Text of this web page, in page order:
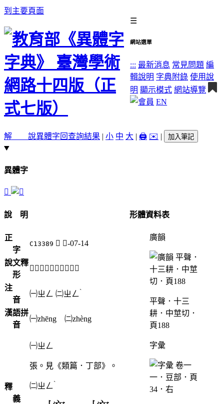
到主要頁面
☰
網站選單
::: 最新消息 常見問題 編
輯說明 字典附錄 使用說
明 顯示模式 網站導覽
EN
解 說異體字回查詢結果 | 小 中 大 | 🖨️ ✉️ | 加入筆記
異體字
𢹑
說 明
正
字
C13389 𧯫 豆-07-14
說文釋
形
「𧯫」《說文》不錄。
注
音
㈠ㄓㄥ ㈡ㄓㄥ ˋ
漢語拼
音
㈠zhēng ㈡zhèng
釋
義
㈠ㄓㄥ
張。見《類篇．丁部》。
㈡ㄓㄥ ˋ
形體資料表
廣韻
平聲．十三
耕．中莖切．
頁188
字彙